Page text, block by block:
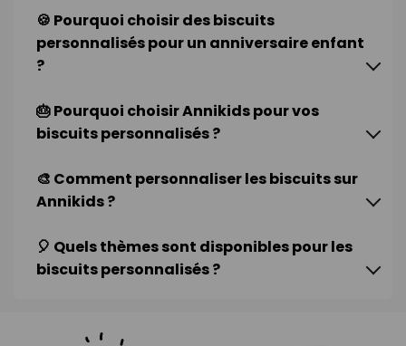
🍪 Pourquoi choisir des biscuits
personnalisés pour un anniversaire enfant
?
🎂 Pourquoi choisir Annikids pour vos
biscuits personnalisés ?
🎨 Comment personnaliser les biscuits sur
Annikids ?
🎈 Quels thèmes sont disponibles pour les
biscuits personnalisés ?